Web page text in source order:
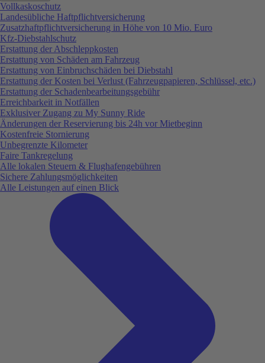
Vollkaskoschutz
Landesübliche Haftpflichtversicherung
Zusatzhaftpflichtversicherung in Höhe von 10 Mio. Euro
Kfz-Diebstahlschutz
Erstattung der Abschleppkosten
Erstattung von Schäden am Fahrzeug
Erstattung von Einbruchschäden bei Diebstahl
Erstattung der Kosten bei Verlust (Fahrzeugpapieren, Schlüssel, etc.)
Erstattung der Schadenbearbeitungsgebühr
Erreichbarkeit in Notfällen
Exklusiver Zugang zu My Sunny Ride
Änderungen der Reservierung bis 24h vor Mietbeginn
Kostenfreie Stornierung
Unbegrenzte Kilometer
Faire Tankregelung
Alle lokalen Steuern & Flughafengebühren
Sichere Zahlungsmöglichkeiten
Alle Leistungen auf einen Blick